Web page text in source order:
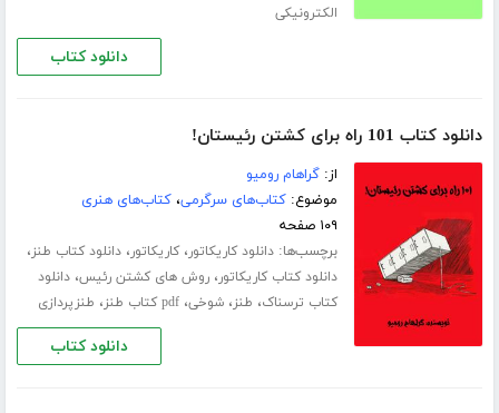
الکترونیکی
دانلود کتاب
دانلود کتاب 101 راه برای کشتن رئیستان!
از:گراهام رومیو
موضوع:کتاب‌های سرگرمی،کتاب‌های هنری
۱۰۹ صفحه
برچسب‌ها:دانلود کاریکاتور،کاریکاتور،دانلود کتاب طنز،
دانلود کتاب کاریکاتور،روش های کشتن رئیس،دانلود
کتاب ترسناک، طنز،شوخی،pdf کتاب طنز ، طنزپردازی
دانلود کتاب